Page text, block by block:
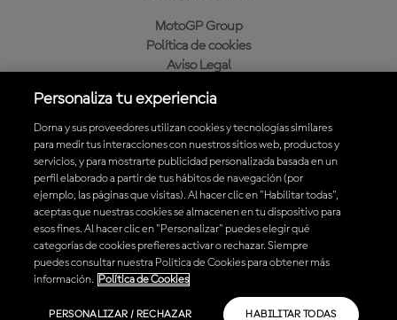
MotoGP Group
Política de cookies
Aviso Legal
Política de compra
Descarga la aplicación oficial de MotoGP™
© 2026 MotoGP Sports Entertainment Group. Todos los derechos
reservados. Todas las marcas son propiedad de sus respectivos dueños.
Personaliza tu experiencia
Dorna y sus proveedores utilizan cookies y tecnologías similares
para medir tus interacciones con nuestros sitios web, productos y
servicios, y para mostrarte publicidad personalizada basada en un
perfil elaborado a partir de tus hábitos de navegación (por
ejemplo, las páginas que visitas). Al hacer clic en "Habilitar todas",
aceptas que nuestras cookies se almacenen en tu dispositivo para
esos fines. Al hacer clic en "Personalizar" puedes elegir qué
categorías de cookies prefieres activar o rechazar. Siempre
puedes consultar nuestra Política de Cookies para obtener más
información.
Política de Cookies
PERSONALIZAR / RECHAZAR HABILITAR TODAS